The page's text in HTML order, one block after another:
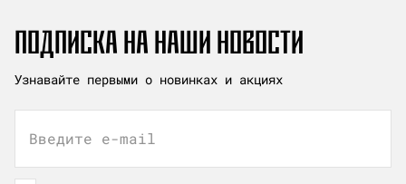
ПОДПИСКА НА НАШИ НОВОСТИ
Узнавайте первыми о новинках и акциях
Введите e-mail